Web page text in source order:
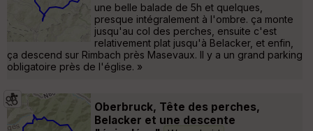
une belle balade de 5h et quelques,
presque intégralement à l'ombre. ça monte
jusqu'au col des perches, ensuite c'est
relativement plat jusqu'à Belacker, et enfin,
ça descend sur Rimbach près Masevaux. Il y a un grand parking
obligatoire près de l'église. »
Oberbruck, Tête des perches,
Belacker et une descente